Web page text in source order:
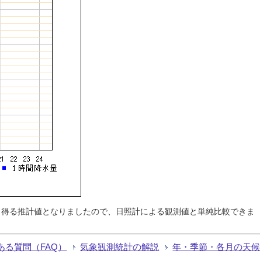
る推計値となりましたので、日照計による観測値と単純比較できま
る質問（FAQ） 気象観測統計の解説 年・季節・各月の天候